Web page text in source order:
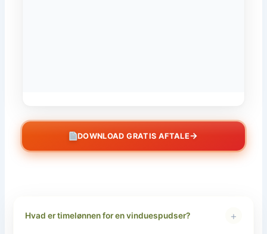
DOWNLOAD GRATIS AFTALE→
Hvad er timelønnen for en vinduespudser? +